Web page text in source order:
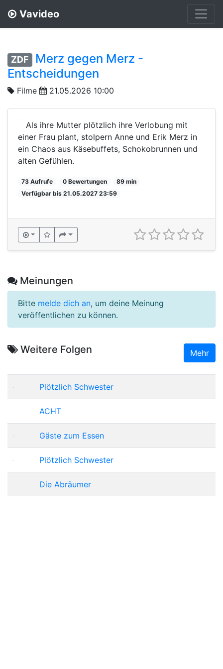
Vavideo
ZDF
Merz gegen Merz -
Entscheidungen
Filme 21.05.2026 10:00
Als ihre Mutter plötzlich ihre Verlobung mit
einer Frau plant, stolpern Anne und Erik Merz in
ein Chaos aus Käsebuffets, Schokobrunnen und
alten Gefühlen.
73 Aufrufe 0 Bewertungen
89 min
Verfügbar bis 21.05.2027 23:59
Meinungen
Bitte melde dich an, um deine Meinung
veröffentlichen zu können.
Weitere Folgen Mehr
Plötzlich Schwester
ACHT
Gäste zum Essen
Plötzlich Schwester
Die Abräumer